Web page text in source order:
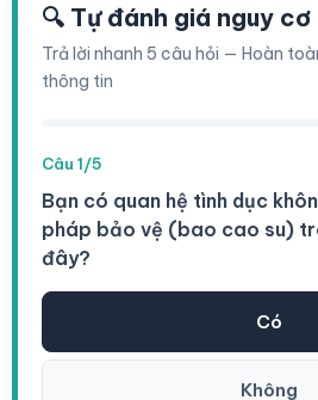
🔍 Tự đánh giá nguy cơ
Trả lời nhanh 5 câu hỏi — Hoàn
thông tin
Câu 1/5
Bạn có quan hệ tình dục
pháp bảo vệ (bao cao su)
đây?
Có
Không